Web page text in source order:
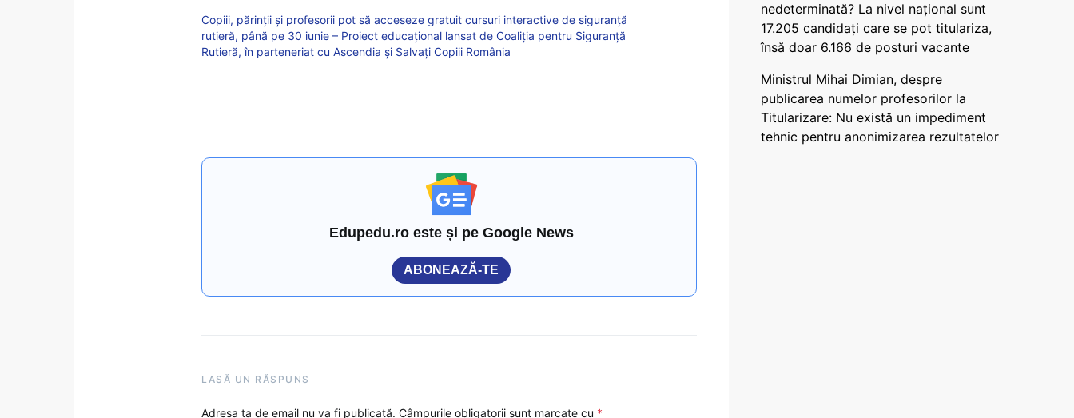
Copiii, părinții și profesorii pot să acceseze gratuit cursuri interactive de siguranță
rutieră, până pe 30 iunie – Proiect educațional lansat de Coaliția pentru Siguranță
Rutieră, în parteneriat cu Ascendia și Salvați Copiii România
Edupedu.ro este și pe Google News
ABONEAZĂ-TE
LASĂ UN RĂSPUNS
Adresa ta de email nu va fi publicată. Câmpurile obligatorii sunt marcate cu *
nedeterminată? La nivel național sunt
17.205 candidați care se pot titulariza,
însă doar 6.166 de posturi vacante
Ministrul Mihai Dimian, despre
publicarea numelor profesorilor la
Titularizare: Nu există un impediment
tehnic pentru anonimizarea rezultatelor